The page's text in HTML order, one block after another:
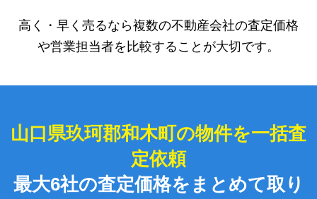
高く・早く売るなら複数の不動産会社の査定価格
や営業担当者を比較することが大切です。
山口県玖珂郡和木町の物件を一括査
定依頼
最大6社の査定価格をまとめて取り